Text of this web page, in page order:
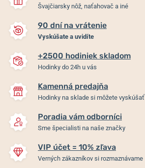
Hodinky Casio G-Shock GW-
M5610U-1ER
Skladom
139 €
Švajčiarsky nôž, naťahovač a iné
90 dní na vrátenie
Vyskúšate a uvidíte
+2500 hodiniek skladom
Hodinky do 24h u vás
Kamenná predajňa
Hodinky na sklade si môžete vyskúšať
Poradia vám odborníci
Sme špecialisti na naše značky
VIP účet = 10% zľava
Verných zákazníkov si rozmaznávame